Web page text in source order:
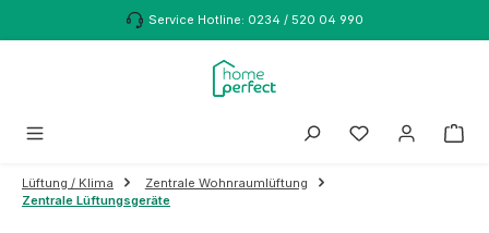
Zum Hauptinhalt springenService Hotline: 0234 / 520 04 990
Lüftung / Klima
Zentrale Wohnraumlüftung
Zentrale Lüftungsgeräte